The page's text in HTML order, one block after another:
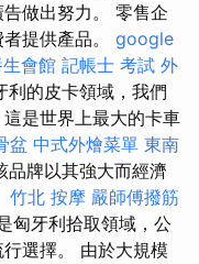
做出努力。 零售企
提供產品。 google
會館 記帳士 考試 外
利的皮卡領域，我們
是世界上最大的卡車
盆 中式外燴菜單 東南
品牌以其強大而經濟
竹北 按摩 嚴師傅撥筋
匈牙利拾取領域，公
選擇。 由於大規模